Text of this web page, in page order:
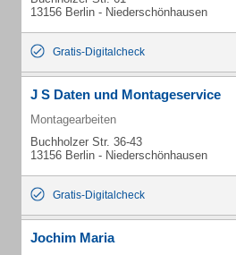
13156 Berlin - Niederschönhausen
Gratis-Digitalcheck
J S Daten und Montageservice
Montagearbeiten
Buchholzer Str. 36-43
13156 Berlin - Niederschönhausen
Gratis-Digitalcheck
Jochim Maria